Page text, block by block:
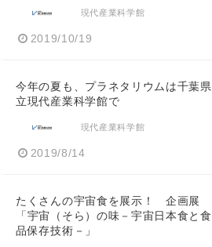
現代産業科学館
2019/10/19
今年の夏も、プラネタリウムは千葉県
立現代産業科学館で
現代産業科学館
2019/8/14
たくさんの宇宙食を展示！ 企画展
「宇宙（そら）の味－宇宙日本食と食
品保存技術－」